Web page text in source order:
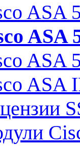
ASA
ASA
ASA
ASA